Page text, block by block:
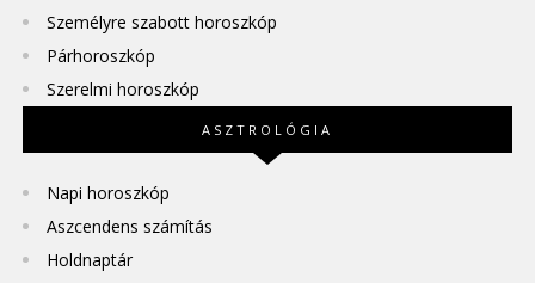
Személyre szabott horoszkóp
Párhoroszkóp
Szerelmi horoszkóp
ASZTROLÓGIA
Napi horoszkóp
Aszcendens számítás
Holdnaptár